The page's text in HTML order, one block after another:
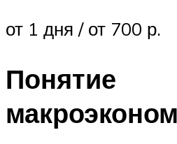
от 1 дня / от 700 р.
Понятие